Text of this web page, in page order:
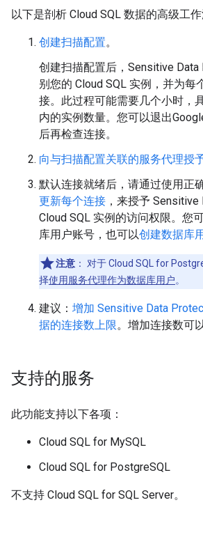
以下是剖析 Cloud SQL 数据的高级工作
创建扫描配置。
创建扫描配置后，Sensitive
别您的 Cloud SQL 实例，并为每
接。此过程可能需要几个小时，
内的实例数量。您可以退出
后再检查连接。
向与扫描配置关联的服务代理授
默认连接就绪后，请通过使用正
更新每个连接 ，来授予
Cloud SQL 实例的访问权限。您
库用户账号，也可以创建数据库
注意 ：
对于 Cloud SQL for
择使用服务代理作为数据库用户。
建议： 增加 Sensitive Data
据的连接数上限。增加连接数可
支持的服务
此功能支持以下各项：
Cloud SQL for MySQL
Cloud SQL for PostgreSQL
不支持 Cloud SQL for SQL Server。